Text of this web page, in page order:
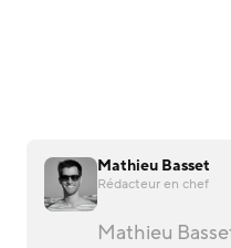
Mathieu Basset
Rédacteur en chef
Mathieu